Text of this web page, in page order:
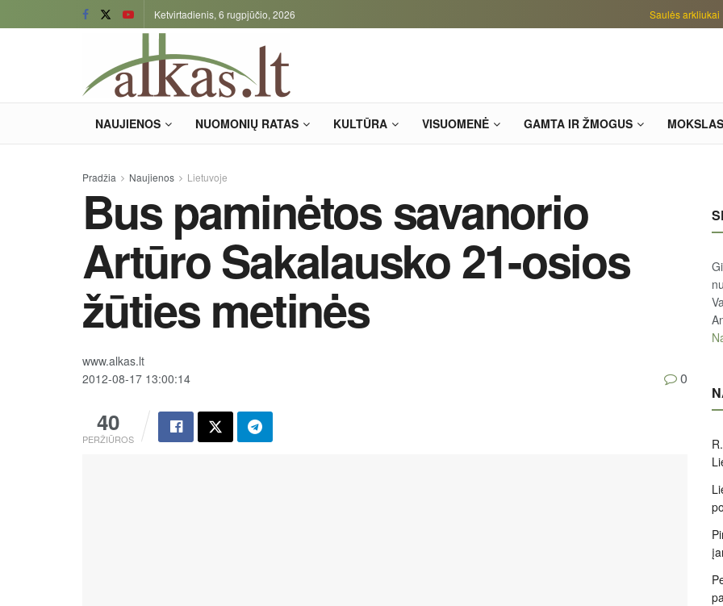
Ketvirtadienis, 6 rugpjūčio, 2026 Saulės arkliukai
NAUJIENOS NUOMONIŲ RATAS KULTŪRA VISUOMENĖ GAMTA IR ŽMOGUS MOKSLAS
Pradžia Naujienos Lietuvoje
Bus paminėtos savanorio
Artūro Sakalausko 21-osios
žūties metinės
www.alkas.lt
2012-08-17 13:00:14
40
PERŽIŪROS
0